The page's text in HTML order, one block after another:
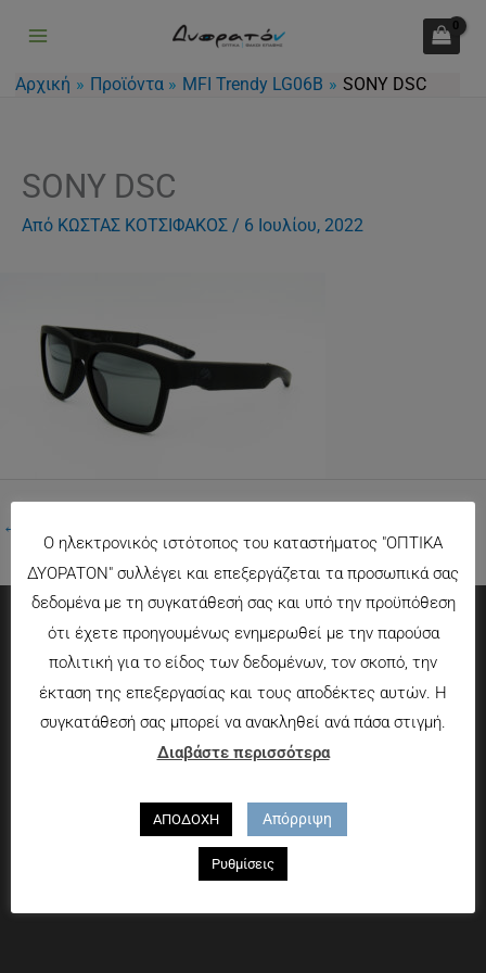
περιεχόμενο
Αρχική Προϊόντα MFI Trendy LG06B SONY DSC
SONY DSC
Από ΚΩΣΤΑΣ ΚΟΤΣΙΦΑΚΟΣ / 6 Ιουλίου, 2022
←
Πληροφορίες
Τρόποι πληρωμής
Τρόποι αποστολής
Πολιτική επιστροφών
Που θα μας βρείτε
Χαροκόπου 13-15, Αθήνα 176 72
Ο ηλεκτρονικός ιστότοπος του καταστήματος "ΟΠΤΙΚΑ
ΔΥΟΡΑΤΟΝ" συλλέγει και επεξεργάζεται τα προσωπικά σας
δεδομένα με τη συγκατάθεσή σας και υπό την προϋπόθεση
ότι έχετε προηγουμένως ενημερωθεί με την παρούσα
πολιτική για το είδος των δεδομένων, τον σκοπό, την
έκταση της επεξεργασίας και τους αποδέκτες αυτών. Η
συγκατάθεσή σας μπορεί να ανακληθεί ανά πάσα στιγμή.
Διαβάστε περισσότερα
ΑΠΟΔΟΧΗ Απόρριψη
Ρυθμίσεις